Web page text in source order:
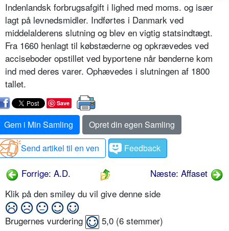
Indenlandsk forbrugsafgift i lighed med moms. og især
lagt på levnedsmidler. Indførtes i Danmark ved
middelalderens slutning og blev en vigtig statsindtægt.
Fra 1660 henlagt til købstæderne og opkrævedes ved
acciseboder opstillet ved byportene når bønderne kom
ind med deres varer. Ophævedes i slutningen af 1800
tallet.
Save
Gem i Min Samling
Opret din egen Samling
Send artikel til en ven
Feedback
Forrige: A.D.
Næste: Affaset
Klik på den smiley du vil give denne side
Brugernes vurdering 5,0 (6 stemmer)